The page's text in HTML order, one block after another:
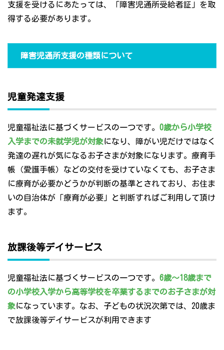
支援を受けるにあたっては、「障害児通所受給者証」を取
得する必要があります。
障害児通所支援の種類について
児童発達支援
児童福祉法に基づくサービスの一つです。 0歳から小学校
入学までの未就学児が対象になり、障がい児だけではなく
発達の遅れが気になるお子さまが対象になります。療育手
帳（愛護手帳）などの交付を受けていなくても、お子さま
に療育が必要かどうかが判断の基準とされており、お住ま
いの自治体が「療育が必要」と判断すればご利用して頂け
ます。
放課後等デイサービス
児童福祉法に基づくサービスの一つです。 6歳～18歳まで
の小学校入学から高等学校を卒業するまでのお子さまが対
象になっています。なお、子どもの状況次第では、20歳ま
で放課後等デイサービスが利用できます